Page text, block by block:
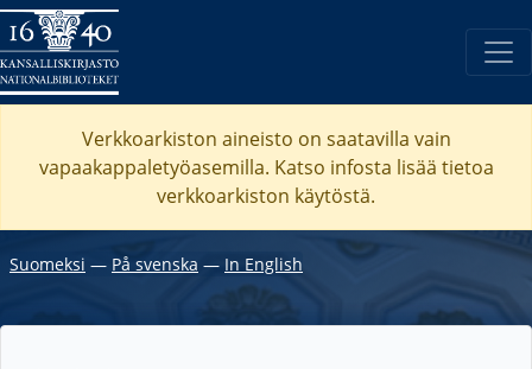
Verkkoarkiston aineisto on saatavilla vain
vapaakappaletyöasemilla. Katso infosta lisää tietoa
verkkoarkiston käytöstä.
Suomeksi ― På svenska ― In English